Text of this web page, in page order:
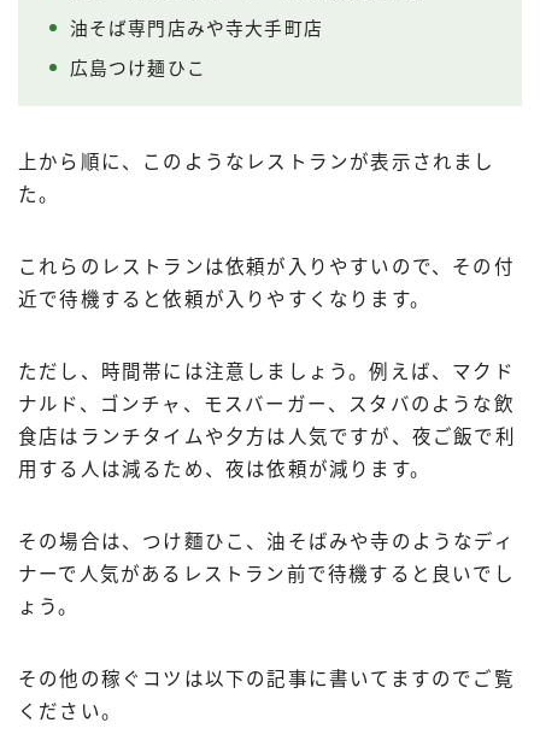
油そば専門店みや寺大手町店
広島つけ麺ひこ
上から順に、このようなレストランが表示されまし
た。
これらのレストランは依頼が入りやすいので、その付
近で待機すると依頼が入りやすくなります。
ただし、時間帯には注意しましょう。例えば、マクド
ナルド、ゴンチャ、モスバーガー、スタバのような飲
食店はランチタイムや夕方は人気ですが、夜ご飯で利
用する人は減るため、夜は依頼が減ります。
その場合は、つけ麵ひこ、油そばみや寺のようなディ
ナーで人気があるレストラン前で待機すると良いでし
ょう。
その他の稼ぐコツは以下の記事に書いてますのでご覧
ください。